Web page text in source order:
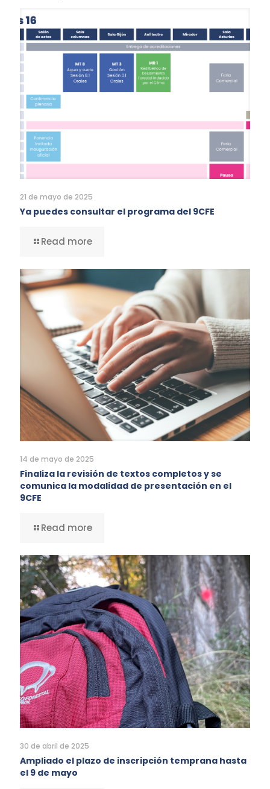
21 de mayo de 2025
Ya puedes consultar el programa del 9CFE
Read more
14 de mayo de 2025
Finaliza la revisión de textos completos y se
comunica la modalidad de presentación en el
9CFE
Read more
30 de abril de 2025
Ampliado el plazo de inscripción temprana hasta
el 9 de mayo